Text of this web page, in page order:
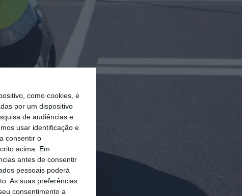
como cookies, e
por um dispositivo
de audiências e
usar identificação e
consentir o
acima. Em
antes de consentir
pessoais poderá
As suas preferências
consentimento a